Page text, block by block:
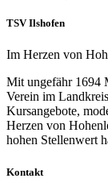
TSV Ilshofen
Im Herzen von
Mit ungefähr 1694
Verein im
Kursangebote,
Herzen von
hohen Stellenwert
Kontakt